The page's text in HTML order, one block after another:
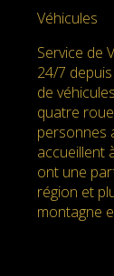
Véhicules
Service de
24/7
de
quatre
personnes
accueillent
ont une
région et
montagne